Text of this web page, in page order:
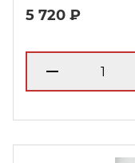
5 720 ₽